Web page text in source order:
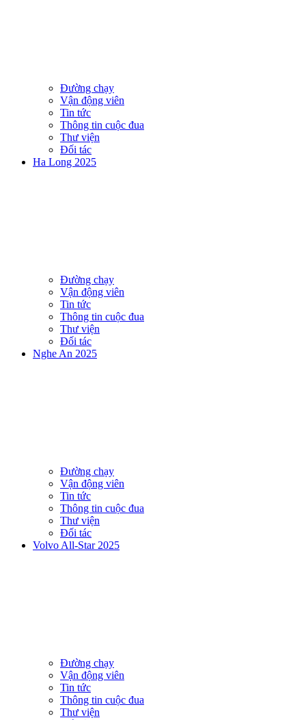
Đường chạy
Vận động viên
Tin tức
Thông tin cuộc đua
Thư viện
Đối tác
Ha Long 2025
Đường chạy
Vận động viên
Tin tức
Thông tin cuộc đua
Thư viện
Đối tác
Nghe An 2025
Đường chạy
Vận động viên
Tin tức
Thông tin cuộc đua
Thư viện
Đối tác
Volvo All-Star 2025
Đường chạy
Vận động viên
Tin tức
Thông tin cuộc đua
Thư viện